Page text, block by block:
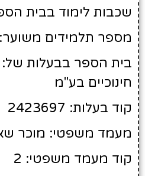
שכבות לימוד בבית
מספר תלמידים משוער: 55 תלמידים
בית הספר בבעלות של:
חינוכיים בע"מ
קוד בעלות: 2423697
מעמד משפטי: מוכר
קוד מעמד משפטי: 2